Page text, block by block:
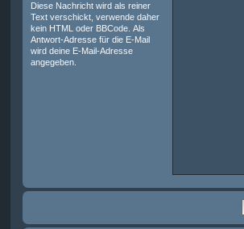
Diese Nachricht wird als reiner
Text verschickt, verwende daher
kein HTML oder BBCode. Als
Antwort-Adresse für die E-Mail
wird deine E-Mail-Adresse
angegeben.